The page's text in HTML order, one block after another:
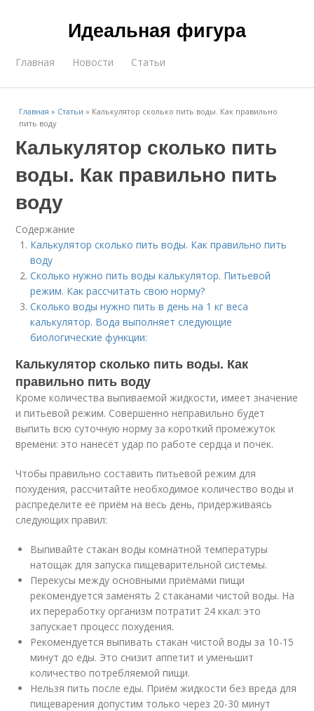
Идеальная фигура
Главная Новости Статьи
Главная » Статьи » Калькулятор сколько пить воды. Как правильно
пить воду
Калькулятор сколько пить
воды. Как правильно пить
воду
Содержание
Калькулятор сколько пить воды. Как правильно пить
воду
Сколько нужно пить воды калькулятор. Питьевой
режим. Как рассчитать свою норму?
Сколько воды нужно пить в день на 1 кг веса
калькулятор. Вода выполняет следующие
биологические функции:
Калькулятор сколько пить воды. Как
правильно пить воду
Кроме количества выпиваемой жидкости, имеет значение
и питьевой режим. Совершенно неправильно будет
выпить всю суточную норму за короткий промежуток
времени: это нанесёт удар по работе сердца и почек.
Чтобы правильно составить питьевой режим для
похудения, рассчитайте необходимое количество воды и
распределите её приём на весь день, придерживаясь
следующих правил:
Выпивайте стакан воды комнатной температуры
натощак для запуска пищеварительной системы.
Перекусы между основными приёмами пищи
рекомендуется заменять 2 стаканами чистой воды. На
их переработку организм потратит 24 ккал: это
запускает процесс похудения.
Рекомендуется выпивать стакан чистой воды за 10-15
минут до еды. Это снизит аппетит и уменьшит
количество потребляемой пищи.
Нельзя пить после еды. Приём жидкости без вреда для
пищеварения допустим только через 20-30 минут